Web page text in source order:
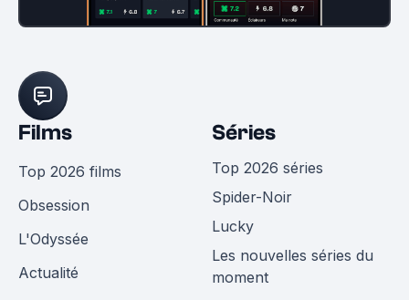
Films
Top 2026 films
Obsession
L'Odyssée
Actualité
Séries
Top 2026 séries
Spider-Noir
Lucky
Les nouvelles séries du
moment